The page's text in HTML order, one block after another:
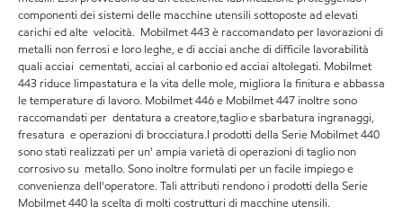
componenti dei sistemi delle macchine utensili sottoposte ad elevati
carichi ed alte velocità. Mobilmet 443 è raccomandato per lavorazioni di
metalli non ferrosi e loro leghe, e di acciai anche di difficile lavorabilità
quali acciai cementati, acciai al carbonio ed acciai altolegati. Mobilmet
443 riduce limpastatura e la vita delle mole, migliora la finitura e abbassa
le temperature di lavoro. Mobilmet 446 e Mobilmet 447 inoltre sono
raccomandati per dentatura a creatore,taglio e sbarbatura ingranaggi,
fresatura e operazioni di brocciatura.I prodotti della Serie Mobilmet 440
sono stati realizzati per un' ampia varietà di operazioni di taglio non
corrosivo su metallo. Sono inoltre formulati per un facile impiego e
convenienza dell'operatore. Tali attributi rendono i prodotti della Serie
Mobilmet 440 la scelta di molti costrutturi di macchine utensili.